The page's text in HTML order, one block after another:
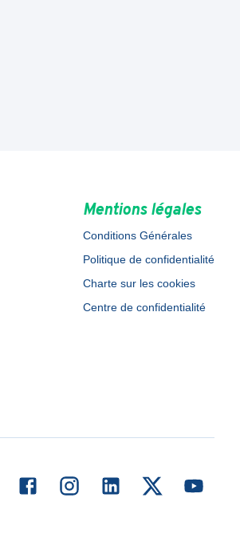
Mentions légales
Conditions Générales
Politique de confidentialité
Charte sur les cookies
Centre de confidentialité